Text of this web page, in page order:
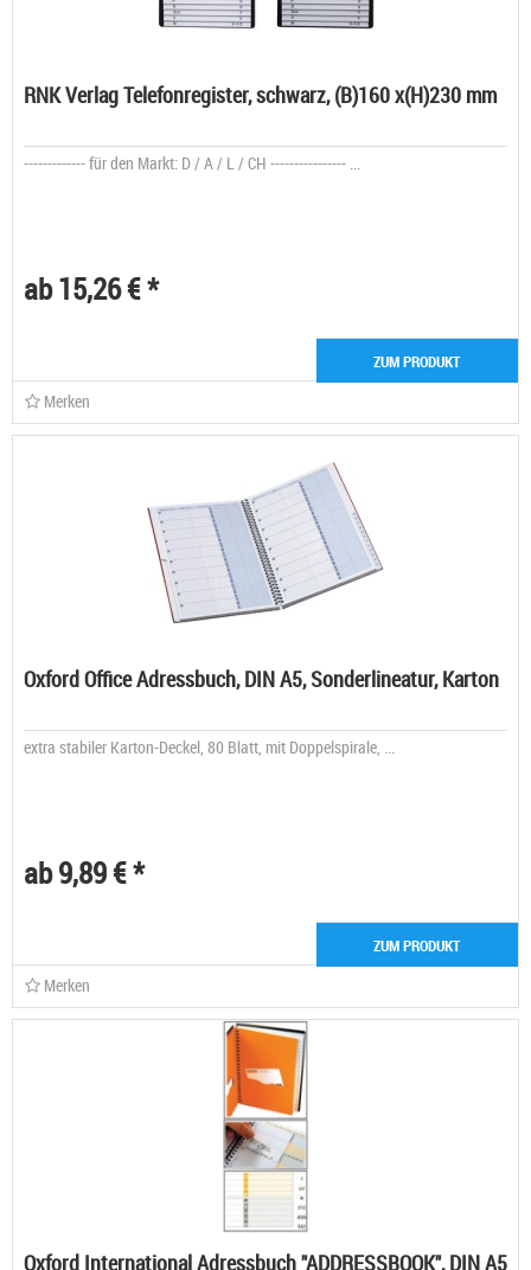
RNK Verlag Telefonregister, schwarz, (B)160 x(H)230 mm
------------- für den Markt: D / A / L / CH ---------------- ...
ab 15,26 € *
ZUM PRODUKT
Merken
Oxford Office Adressbuch, DIN A5, Sonderlineatur, Karton
extra stabiler Karton-Deckel, 80 Blatt, mit Doppelspirale, ...
ab 9,89 € *
ZUM PRODUKT
Merken
Oxford International Adressbuch "ADDRESSBOOK", DIN A5